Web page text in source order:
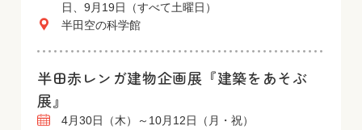
日、9月19日（すべて土曜日）
半田空の科学館
半田赤レンガ建物企画展『建築をあそぶ
展』
4月30日（木）～10月12日（月・祝）